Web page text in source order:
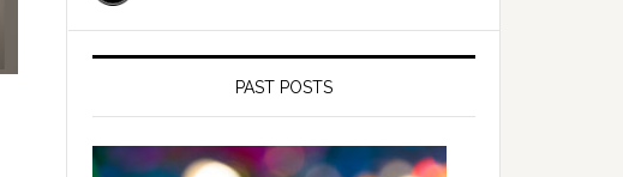
PAST POSTS